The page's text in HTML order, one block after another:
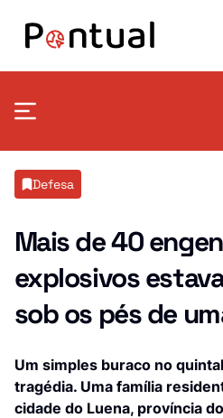
Mais Pontual
Defesa
Transportes
Crime
Educação
Investigação
Sociedade
Economia
Desporto
Saúde
Defesa
Mais de 40
explosivos
sob os pés de
Um simples buraco no
tragédia. Uma família
cidade do Luena, província